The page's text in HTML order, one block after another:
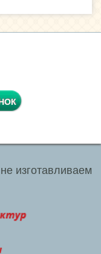
изготавливаем